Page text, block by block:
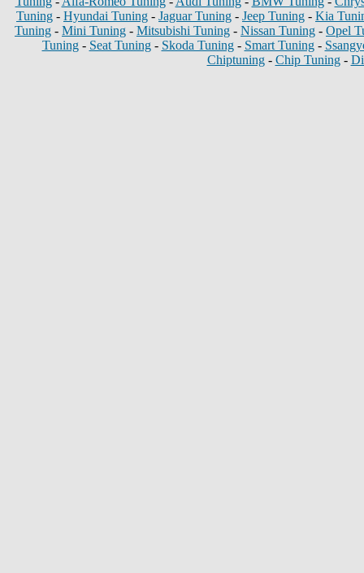
Tuning - Hyundai Tuning - Jaguar Tuning - Jeep Tuning - Kia
Tuning - Mini Tuning - Mitsubishi Tuning - Nissan Tuning - Opel
Tuning- Seat Tuning- Skoda Tuning- Smart Tuning-
Chiptuning- Chip Tuning-